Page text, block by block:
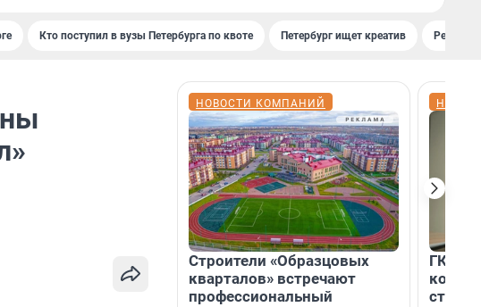
Кто поступил в вузы Петербурга по квоте Петербург ищет креатив
НОВОСТИ КОМПАНИЙ
Строители «Образцовых
кварталов» встречают
профессиональный
ГК